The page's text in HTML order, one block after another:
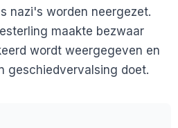
nazi's worden neergezet.
maakte bezwaar
wordt weergegeven en
geschiedvervalsing doet.